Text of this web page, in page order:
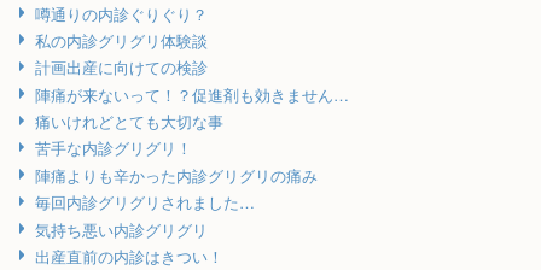
噂通りの内診ぐりぐり？
私の内診グリグリ体験談
計画出産に向けての検診
陣痛が来ないって！？促進剤も効きません…
痛いけれどとても大切な事
苦手な内診グリグリ！
陣痛よりも辛かった内診グリグリの痛み
毎回内診グリグリされました…
気持ち悪い内診グリグリ
出産直前の内診はきつい！